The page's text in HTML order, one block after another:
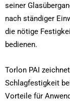
seiner
nach ständiger
die nötige
bedienen.
Torlon PAI
Schlagfestigkeit
Vorteile für